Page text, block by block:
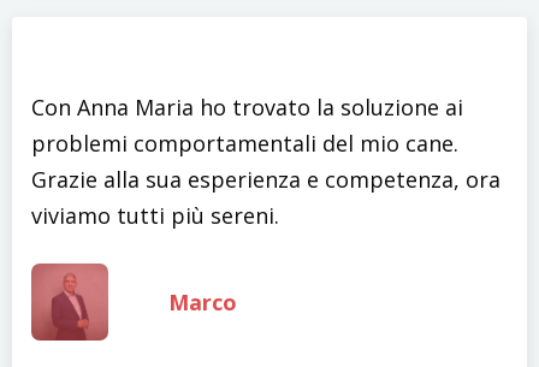
Con Anna Maria ho trovato la soluzione ai
problemi comportamentali del mio cane.
Grazie alla sua esperienza e competenza, ora
viviamo tutti più sereni.
Marco